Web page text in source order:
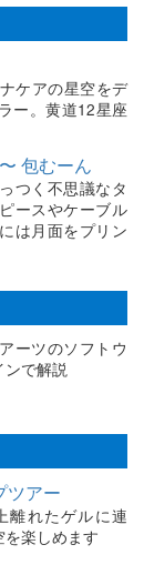
ケアの星空をデ
ー。黄道12星座
包むーん
つく不思議なタ
ースやケーブル
は月面をプリン
ーツのソフトウ
ンで解説
ツアー
離れたゲルに連
楽しめます